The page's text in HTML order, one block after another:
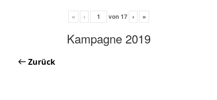
« ‹ von 17 › »
Kampagne 2019
Zurück